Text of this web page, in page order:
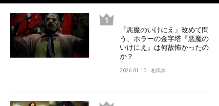
『悪魔のいけにえ』改めて問
う、ホラーの金字塔『悪魔の
いけにえ』は何故怖かったの
か？
2026.01.10 相馬学